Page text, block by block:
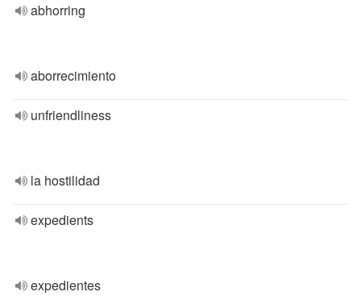
abhorring
aborrecimiento
unfriendliness
la hostilidad
expedients
expedientes